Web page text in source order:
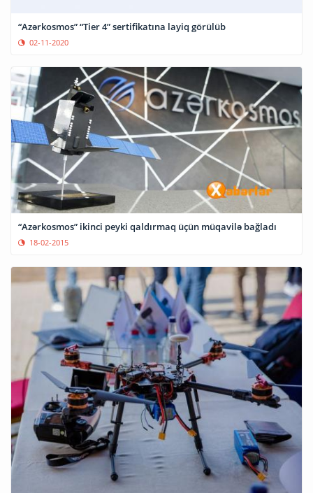
“Azərkosmos” “Tier 4” sertifikatına layiq görülüb
02-11-2020
“Azərkosmos” ikinci peyki qaldırmaq üçün müqavilə bağladı
18-02-2015